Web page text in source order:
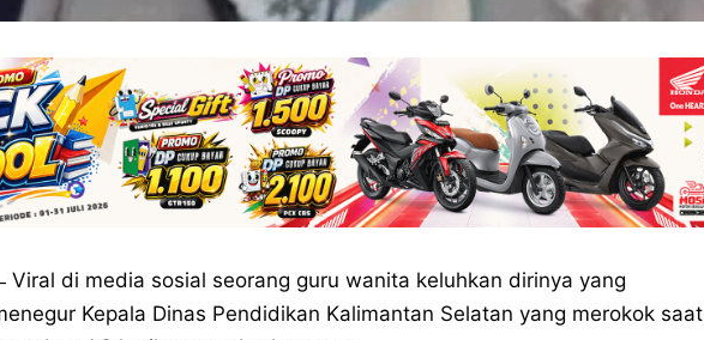
Viral di media sosial seorang guru wanita keluhkan dirinya yang
Kepala Dinas Pendidikan Kalimantan Selatan yang merokok saat